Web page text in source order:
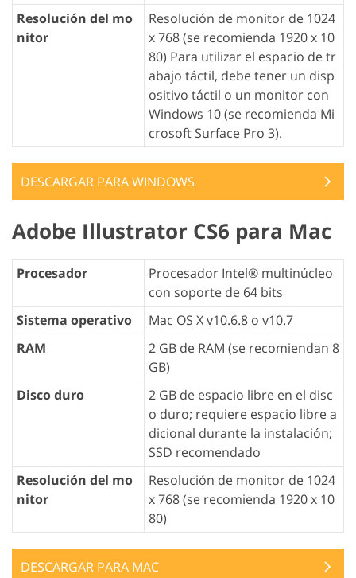
Resolución del mo
nitor
Resolución de monitor de 1024
x 768 (se recomienda 1920 x 10
80) Para utilizar el espacio de tr
abajo táctil, debe tener un disp
ositivo táctil o un monitor con
Windows 10 (se recomienda Mi
crosoft Surface Pro 3).
DESCARGAR PARA WINDOWS
Adobe Illustrator CS6 para Mac
Procesador
Procesador Intel® multinúcleo
con soporte de 64 bits
Sistema operativo
Mac OS X v10.6.8 o v10.7
RAM
2 GB de RAM (se recomiendan 8
GB)
Disco duro
2 GB de espacio libre en el disc
o duro; requiere espacio libre a
dicional durante la instalación;
SSD recomendado
Resolución del mo
nitor
Resolución de monitor de 1024
x 768 (se recomienda 1920 x 10
80)
DESCARGAR PARA MAC